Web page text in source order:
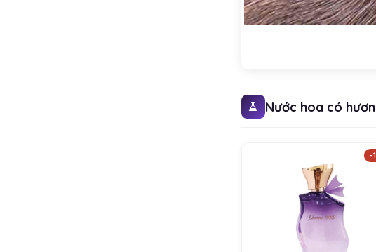
Nước hoa có
-